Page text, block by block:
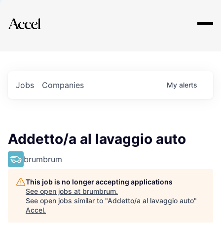
Explore
Jobs Companies My alerts
Addetto/a al lavaggio auto
brumbrum
This job is no longer accepting applications
See open jobs at brumbrum.
See open jobs similar to "Addetto/a al lavaggio auto"
Accel.